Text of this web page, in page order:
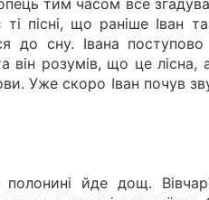
тим часом все
пісні, що раніше Іван
до сну. Івана
він розумів, що це
Уже скоро Іван почув
йде дощ.